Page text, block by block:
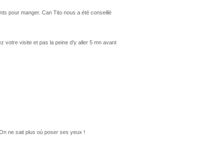
pour manger. Can Tito nous a été conseillé
votre visite et pas la peine d'y aller 5 mn avant
ne sait plus où poser ses yeux !